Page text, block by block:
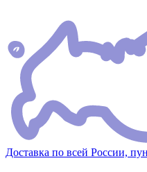
Доставка по всей России,